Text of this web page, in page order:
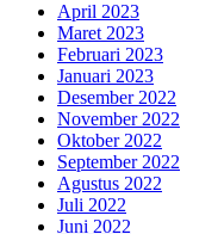
April 2023
Maret 2023
Februari 2023
Januari 2023
Desember 2022
November 2022
Oktober 2022
September 2022
Agustus 2022
Juli 2022
Juni 2022